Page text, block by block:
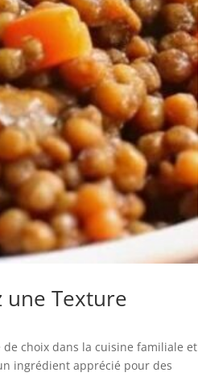
une Texture
choix dans la cuisine familiale et
ingrédient apprécié pour des